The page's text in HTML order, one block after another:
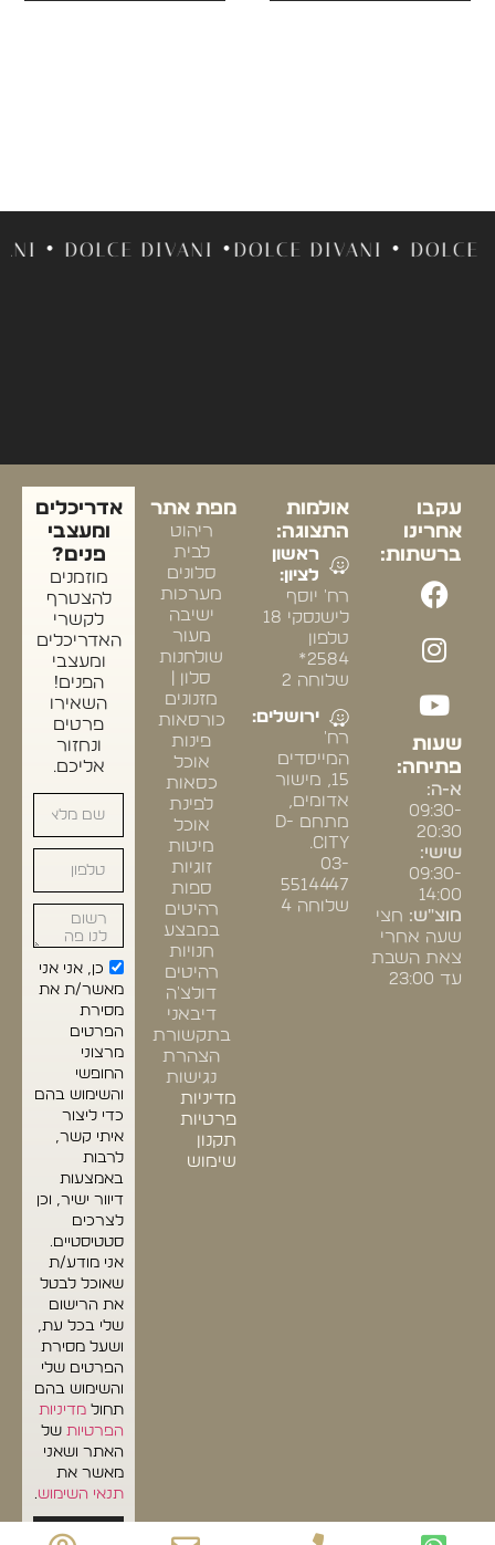
DOLCE DIVANI •DOLCE DIVANI •
עקבו
אחרינו
ברשתות:
שעות
פתיחה:
א-ה:
09:30-
20:30
שישי:
09:30-
14:00
מוצ"ש: חצי
שעה אחרי
צאת השבת
עד 23:00
אולמות
התצוגה:
ראשון
לציון:
רח' יוסף
לישנסקי 18
טלפון
2584*
שלוחה 2
ירושלים:
רח'
המייסדים
15, מישור
אדומים,
מתחם D-
CITY.
03-
5514447
שלוחה 4
מפת אתר
ריהוט
לבית
סלונים
מערכות
ישיבה
מעור
שולחנות
סלון |
מזנונים
כורסאות
פינות
אוכל
כסאות
לפינת
אוכל
מיטות
זוגיות
ספות
רהיטים
במבצע
חנויות
רהיטים
דולצ'ה
דיבאני
בתקשורת
הצהרת
נגישות
מדיניות
פרטיות
תקנון
שימוש
אדריכלים
ומעצבי
פנים?
מוזמנים
להצטרף
לקשרי
האדריכלים
ומעצבי
הפנים!
השאירו
פרטים
ונחזור
אליכם.
כן, אני אני
מאשר/ת את
מסירת
הפרטים
מרצוני
החופשי
והשימוש בהם
כדי ליצור
איתי קשר,
לרבות
באמצעות
דיוור ישיר, וכן
לצרכים
סטטיסטיים.
אני מודע/ת
שאוכל לבטל
את הרישום
שלי בכל עת,
ושעל מסירת
הפרטים שלי
והשימוש בהם
תחול מדיניות
הפרטיות של
האתר ושאני
מאשר את
תנאי השימוש.
שליחה